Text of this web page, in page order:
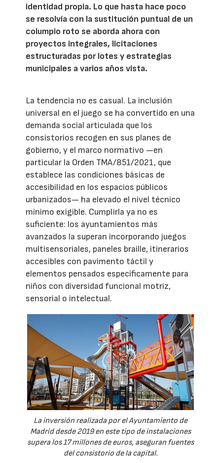
identidad propia. Lo que hasta hace poco
se resolvía con la sustitución puntual de un
columpio roto se aborda ahora con
proyectos integrales, licitaciones
estructuradas por lotes y estrategias
municipales a varios años vista.
La tendencia no es casual. La inclusión
universal en el juego se ha convertido en una
demanda social articulada que los
consistorios recogen en sus planes de
gobierno, y el marco normativo —en
particular la Orden TMA/851/2021, que
establece las condiciones básicas de
accesibilidad en los espacios públicos
urbanizados— ha elevado el nivel técnico
mínimo exigible. Cumplirla ya no es
suficiente: los ayuntamientos más
avanzados la superan incorporando juegos
multisensoriales, paneles braille, itinerarios
accesibles con pavimento táctil y
elementos pensados específicamente para
niños con diversidad funcional motriz,
sensorial o intelectual.
La inversión realizada por el Ayuntamiento de
Madrid desde 2019 en este tipo de instalaciones
supera los 17 millones de euros, aseguran fuentes
del consistorio de la capital.